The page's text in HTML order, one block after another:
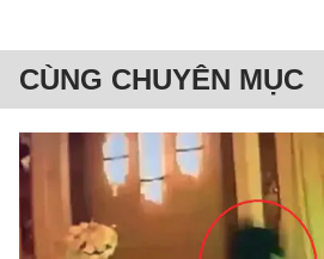
CÙNG CHUYÊN MỤC